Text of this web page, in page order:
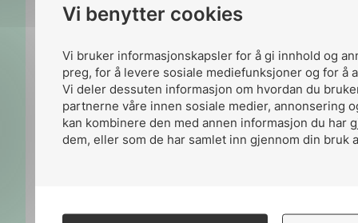
Vi benytter cookies
Vi bruker informasjonskapsler for å gi innhold og
preg, for å levere sosiale mediefunksjoner og for å
Vi deler dessuten informasjon om hvordan du
partnerne våre innen sosiale medier, annonsering
kan kombinere den med annen informasjon du har
dem, eller som de har samlet inn gjennom din bruk